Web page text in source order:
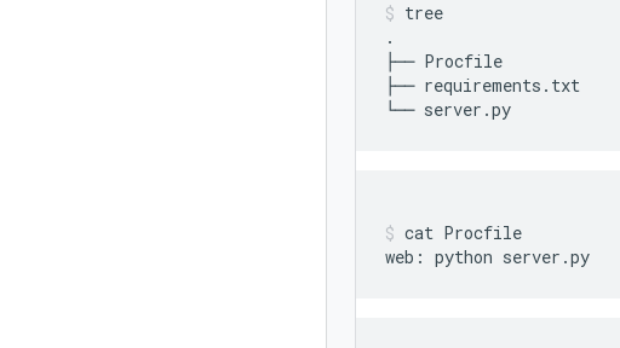
tree
.
├── Procfile
├── requirements.txt
└── server.py
cat Procfile
web: python server.py